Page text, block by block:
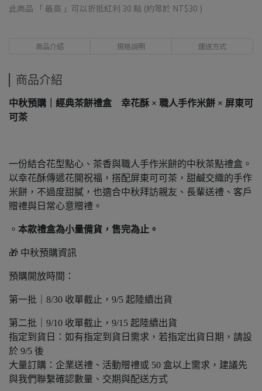
此商品 「 最高 」可以折抵紅利 30 點 (約等於 NT$30 )
商品介紹 規格說明 運送方式
商品介紹
中秋預購｜經典茶餅禮盒 幸花酥 × 職人手作米餅 × 屏東可
可茶
一份結合花型點心、茶香與職人手作米餅的中秋茶點禮盒。
以幸花酥傳遞花開祝福，搭配屏東可可茶，甜鹹交織的手作
米餅，不過度甜膩，也適合中秋拜訪親友、長輩送禮、客戶
贈禮與日常心意贈禮。
。 本款禮盒為小量備貨，售完為止。
🎁 中秋預購資訊
預購開放時間：
第一批｜8/30 收單截止，9/5 起陸續出貨
第二批｜9/10 收單截止，9/15 起陸續出貨
指定到貨日：如有指定到貨日需求，若指定出貨日期，請設
於 9/5 後
大量訂購：企業送禮、活動贈禮或 50 盒以上需求，建議先
與我們聯繫確認數量、交期與配送方式